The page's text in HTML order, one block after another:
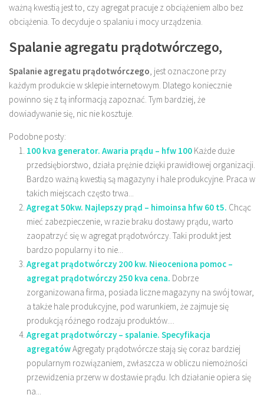
ważną kwestią jest to, czy agregat pracuje z obciążeniem albo bez
obciążenia. To decyduje o spalaniu i mocy urządzenia.
Spalanie agregatu prądotwórczego,
Spalanie agregatu prądotwórczego, jest oznaczone przy
każdym produkcie w sklepie internetowym. Dlatego koniecznie
powinno się z tą informacją zapoznać. Tym bardziej, że
dowiadywanie się, nic nie kosztuje.
Podobne posty:
100 kva generator. Awaria prądu – hfw 100 Każde duże
przedsiębiorstwo, działa prężnie dzięki prawidłowej organizacji.
Bardzo ważną kwestią są magazyny i hale produkcyjne. Praca w
takich miejscach często trwa...
Agregat 50kw. Najlepszy prąd – himoinsa hfw 60 t5. Chcąc
mieć zabezpieczenie, w razie braku dostawy prądu, warto
zaopatrzyć się w agregat prądotwórczy. Taki produkt jest
bardzo popularny i to nie...
Agregat prądotwórczy 200 kw. Nieoceniona pomoc –
agregat prądotwórczy 250 kva cena. Dobrze
zorganizowana firma, posiada liczne magazyny na swój towar,
a także hale produkcyjne, pod warunkiem, że zajmuje się
produkcją różnego rodzaju produktów....
Agregat prądotwórczy – spalanie. Specyfikacja
agregatówAgregaty prądotwórcze stają się coraz bardziej
popularnym rozwiązaniem, zwłaszcza w obliczu niemożności
przewidzenia przerw w dostawie prądu. Ich działanie opiera się
na...